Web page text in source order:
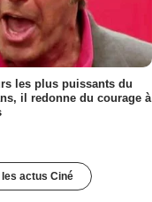
les plus puissants du
il redonne du courage à
les actus Ciné